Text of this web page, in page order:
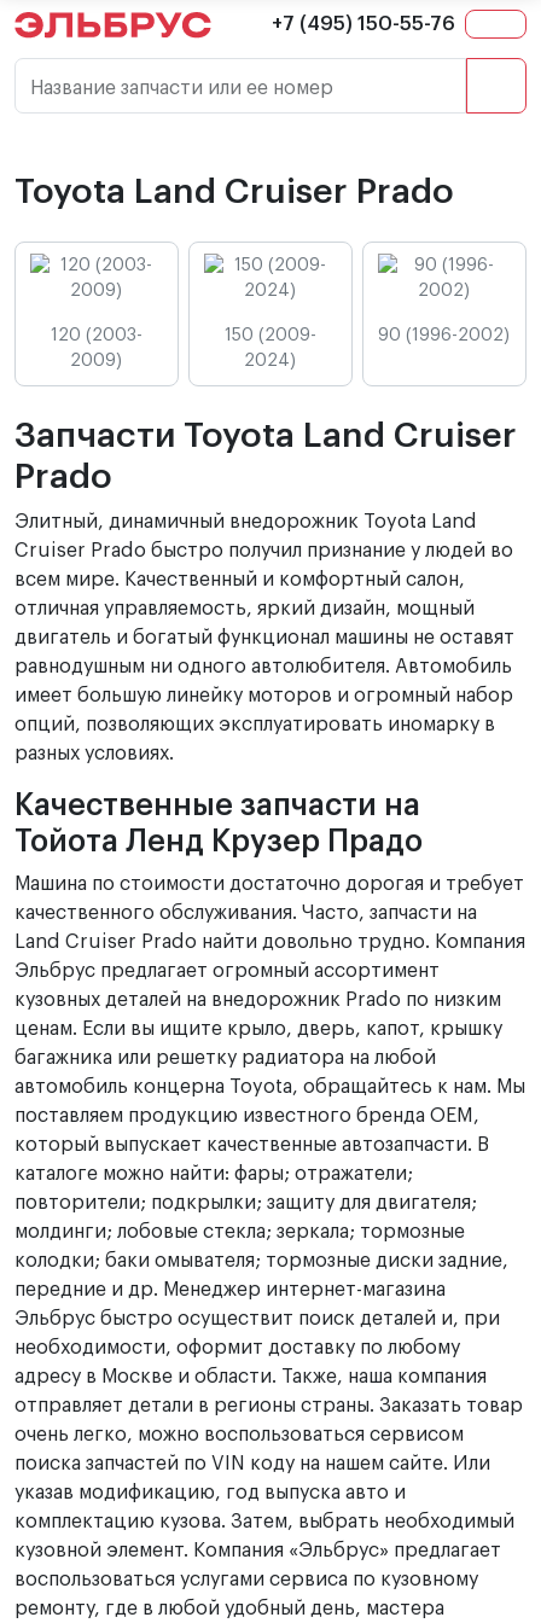
+7 (495) 150-55-76
Название запчасти или ее номер
Toyota Land Cruiser Prado
120 (2003-
2009)
150 (2009-
2024)
90 (1996-2002)
Запчасти Toyota Land Cruiser
Prado
Элитный, динамичный внедорожник Toyota Land
Cruiser Prado быстро получил признание у людей во
всем мире. Качественный и комфортный салон,
отличная управляемость, яркий дизайн, мощный
двигатель и богатый функционал машины не оставят
равнодушным ни одного автолюбителя. Автомобиль
имеет большую линейку моторов и огромный набор
опций, позволяющих эксплуатировать иномарку в
разных условиях.
Качественные запчасти на
Тойота Ленд Крузер Прадо
Машина по стоимости достаточно дорогая и требует
качественного обслуживания. Часто, запчасти на
Land Cruiser Prado найти довольно трудно. Компания
Эльбрус предлагает огромный ассортимент
кузовных деталей на внедорожник Prado по низким
ценам. Если вы ищите крыло, дверь, капот, крышку
багажника или решетку радиатора на любой
автомобиль концерна Toyota, обращайтесь к нам. Мы
поставляем продукцию известного бренда OEM,
который выпускает качественные автозапчасти. В
каталоге можно найти: фары; отражатели;
повторители; подкрылки; защиту для двигателя;
молдинги; лобовые стекла; зеркала; тормозные
колодки; баки омывателя; тормозные диски задние,
передние и др. Менеджер интернет-магазина
Эльбрус быстро осуществит поиск деталей и, при
необходимости, оформит доставку по любому
адресу в Москве и области. Также, наша компания
отправляет детали в регионы страны. Заказать товар
очень легко, можно воспользоваться сервисом
поиска запчастей по VIN коду на нашем сайте. Или
указав модификацию, год выпуска авто и
комплектацию кузова. Затем, выбрать необходимый
кузовной элемент. Компания «Эльбрус» предлагает
воспользоваться услугами сервиса по кузовному
ремонту, где в любой удобный день, мастера